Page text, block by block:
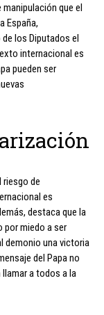
que el
España,
los Diputados el
internacional es
pueden ser
riesgo de
es
destaca que la
por miedo a ser
demonio una victoria
del Papa no
a todos a la